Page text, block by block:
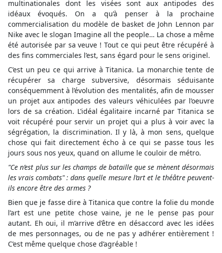
multinationales dont les visées sont aux antipodes des
idéaux évoqués. On a qu’à penser à la prochaine
commercialisation du modèle de basket de John Lennon par
Nike avec le slogan Imagine all the people… La chose a même
été autorisée par sa veuve ! Tout ce qui peut être récupéré à
des fins commerciales l’est, sans égard pour le sens originel.
C’est un peu ce qui arrive à Titanica. La monarchie tente de
récupérer sa charge subversive, désormais séduisante
conséquemment à l’évolution des mentalités, afin de mousser
un projet aux antipodes des valeurs véhiculées par l’oeuvre
lors de sa création. L’idéal égalitaire incarné par Titanica se
voit récupéré pour servir un projet qui a plus à voir avec la
ségrégation, la discrimination. Il y là, à mon sens, quelque
chose qui fait directement écho à ce qui se passe tous les
jours sous nos yeux, quand on allume le couloir de métro.
"Ce n’est plus sur les champs de bataille que se mènent désormais
les vrais combats" : dans quelle mesure l’art et le théâtre peuvent-
ils encore être des armes ?
Bien que je fasse dire à Titanica que contre la folie du monde
l’art est une petite chose vaine, je ne le pense pas pour
autant. Eh oui, il m’arrive d’être en désaccord avec les idées
de mes personnages, ou de ne pas y adhérer entièrement !
C’est même quelque chose d’agréable !